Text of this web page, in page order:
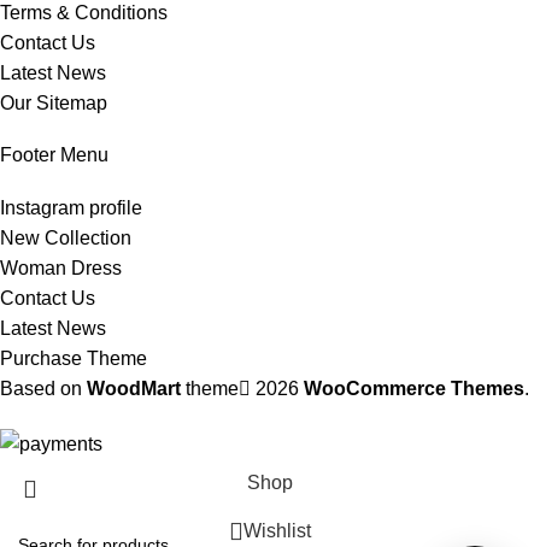
Terms & Conditions
Contact Us
Latest News
Our Sitemap
Footer Menu
Instagram profile
New Collection
Woman Dress
Contact Us
Latest News
Purchase Theme
Based on WoodMart theme 2026 WooCommerce Themes.
Shop
Wishlist